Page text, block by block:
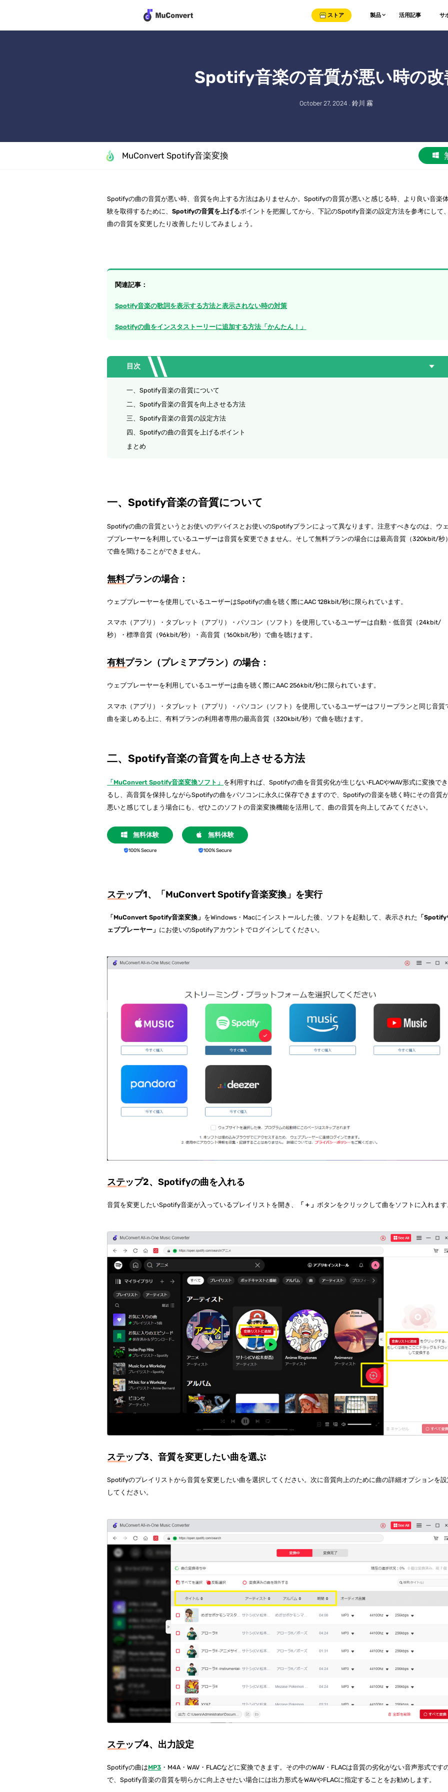
ストア 製品 活用記事 サ
Spotify音楽の音質が悪い時の改
October 27, 2024 . 鈴川 霧
MuConvert Spotify音楽変換
Spotifyの曲の音質が悪い時、音質を向上する方法はありませんか。Spotifyの音質が悪いと感じる時、より良い音楽
験を取得するために、Spotifyの音質を上げるポイントを把握してから、下記のSpotify音楽の設定方法を参考にして
曲の音質を変更したり改善したりしてみましょう。
関連記事：
Spotify音楽の歌詞を表示する方法と表示されない時の対策
Spotifyの曲をインスタストーリーに追加する方法「かんたん！」
目次
一、Spotify音楽の音質について
二、Spotify音楽の音質を向上させる方法
三、Spotify音楽の音質の設定方法
四、Spotifyの曲の音質を上げるポイント
まとめ
一、Spotify音楽の音質について
Spotifyの曲の音質というとお使いのデバイスとお使いのSpotifyプランによって異なります。注意すべきなのは、ウ
ブプレーヤーを利用しているユーザーは音質を変更できません。そして無料プランの場合には最高音質（320kbit/秒
で曲を聞けることができません。
無料プランの場合：
ウェブプレーヤーを使用しているユーザーはSpotifyの曲を聴く際にAAC 128kbit/秒に限られています。
スマホ（アプリ）・タブレット（アプリ）・パソコン（ソフト）を使用しているユーザーは自動・低音質（24kbit/
秒）・標準音質（96kbit/秒）・高音質（160kbit/秒）で曲を聴けます。
有料プラン（プレミアプラン）の場合：
ウェブプレーヤーを利用しているユーザーは曲を聴く際にAAC 256kbit/秒に限られています。
スマホ（アプリ）・タブレット（アプリ）・パソコン（ソフト）を使用しているユーザーはフリープランと同じ音質
曲を楽しめる上に、有料プランの利用者専用の最高音質（320kbit/秒）で曲を聴けます。
二、Spotify音楽の音質を向上させる方法
「MuConvert Spotify音楽変換ソフト」 を利用すれば、Spotifyの曲を音質劣化が生じないFLACやWAV形式に変換でき
るし、高音質を保持しながらSpotifyの曲をパソコンに永久に保存できますので、Spotifyの音楽を聴く時にその音質
悪いと感じてしまう場合にも、ぜひこのソフトの音楽変換機能を活用して、曲の音質を向上してみてください。
無料体験
100% Secure
無料体験
100% Secure
ステップ1、「MuConvert Spotify音楽変換」を実行
「MuConvert Spotify音楽変換」 をWindows・Macにインストールした後、ソフトを起動して、表示された 「Spotify
ェブプレーヤー」 にお使いのSpotifyアカウントでログインしてください。
ステップ2、Spotifyの曲を入れる
音質を変更したいSpotify音楽が入っているプレイリストを開き、 「＋」 ボタンをクリックして曲をソフトに入れま
ステップ3、音質を変更したい曲を選ぶ
Spotifyのプレイリストから音質を変更したい曲を選択してください。次に音質向上のために曲の詳細オプションを
してください。
ステップ4、出力設定
Spotifyの曲はMP3 ・M4A・WAV・FLACなどに変換できます。その中のWAV・FLACは音質の劣化がない音声形式です
で、Spotify音楽の音質を明らかに向上させたい場合には出力形式をWAVやFLACに指定することをお勧めします。